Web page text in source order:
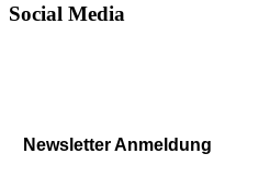
Social Media
Newsletter Anmeldung